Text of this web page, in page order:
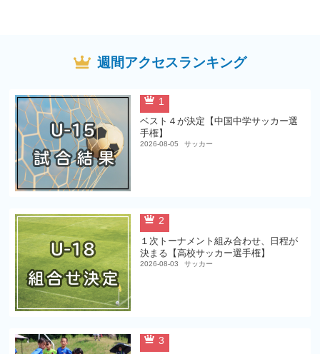
週間アクセスランキング
1
ベスト４が決定【中国中学サッカー選
手権】
2026-08-05 サッカー
2
１次トーナメント組み合わせ、日程が
決まる【高校サッカー選手権】
2026-08-03 サッカー
3